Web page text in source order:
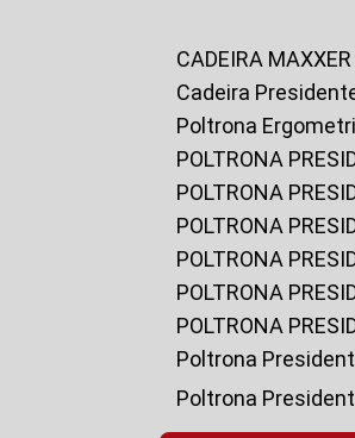
CADEIRA
Cadeira
Poltrona
POLTRONA
POLTRONA
POLTRONA
POLTRONA
POLTRONA
POLTRONA
Poltrona
Poltrona